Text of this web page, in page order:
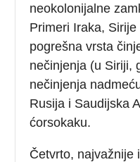
neokolonijalne
Primeri Iraka,
pogrešna vrsta
nečinjenja (u Siriji,
nečinjenja
Rusija i Saudijska
ćorsokaku.
Četvrto, najvažnije